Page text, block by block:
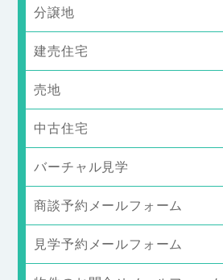
分譲地
建売住宅
売地
中古住宅
バーチャル見学
商談予約メールフォーム
見学予約メールフォーム